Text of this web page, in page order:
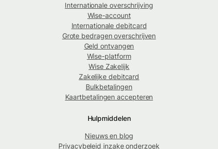
Internationale overschrijving
Wise-account
Internationale debitcard
Grote bedragen overschrijven
Geld ontvangen
Wise-platform
Wise Zakelijk
Zakelijke debitcard
Bulkbetalingen
Kaartbetalingen accepteren
Hulpmiddelen
Nieuws en blog
Privacybeleid inzake onderzoek